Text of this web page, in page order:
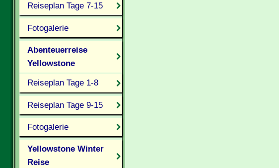
Reiseplan Tage 7-15
Fotogalerie
Abenteuerreise
Yellowstone
Reiseplan Tage 1-8
Reiseplan Tage 9-15
Fotogalerie
Yellowstone Winter
Reise